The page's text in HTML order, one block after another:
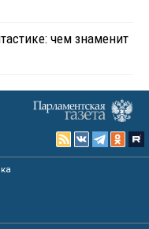
чем знаменит